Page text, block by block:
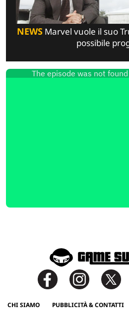
NEWS Marvel vuole il suo
possibile
CHI SIAMO PUBBLICITÀ & CONTATTI